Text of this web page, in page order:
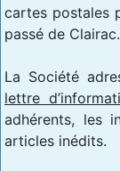
cartes postales
passé de Clairac.
La Société
lettre
adhérents, les
articles inédits.